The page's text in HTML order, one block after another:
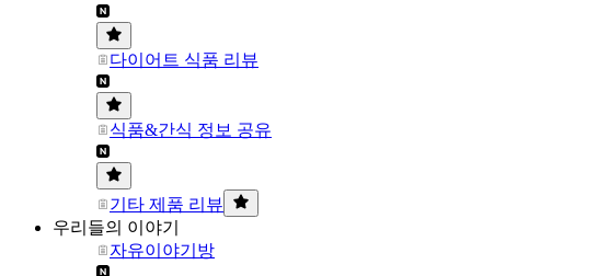
다이어트 식품 리뷰
식품&간식 정보 공유
기타 제품 리뷰
우리들의 이야기
자유이야기방